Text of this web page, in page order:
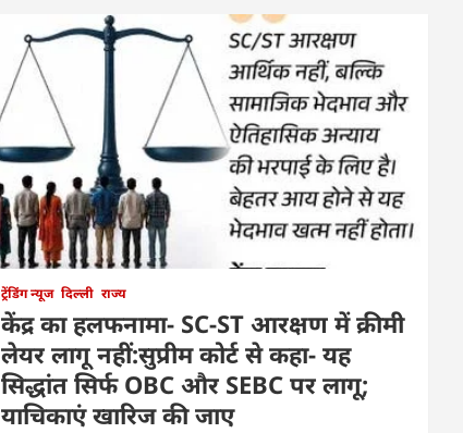
ट्रेंडिंग न्यूज दिल्ली राज्य
केंद्र का हलफनामा- SC-ST आरक्षण में क्रीमी
लेयर लागू नहीं:सुप्रीम कोर्ट से कहा- यह
सिद्धांत सिर्फ OBC और SEBC पर लागू;
याचिकाएं खारिज की जाए